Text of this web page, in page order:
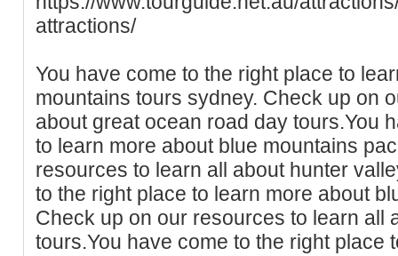
attractions/
You have come to the right place to
mountains tours sydney. Check up on
about great ocean road day tours.You
to learn more about blue mountains
resources to learn all about hunter
to the right place to learn more about
Check up on our resources to learn all
tours.You have come to the right place